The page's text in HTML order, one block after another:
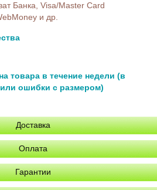
Банка, Visa/Master Card
и др.
товара в течение недели (в
ошибки с размером)
Доставка
Оплата
Гарантии